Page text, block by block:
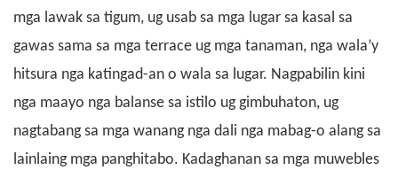
mga lawak sa tigum, ug usab sa mga lugar sa kasal sa
gawas sama sa mga terrace ug mga tanaman, nga wala’y
hitsura nga katingad-an o wala sa lugar. Nagpabilin kini
nga maayo nga balanse sa istilo ug gimbuhaton, ug
nagtabang sa mga wanang nga dali nga mabag-o alang sa
lainlaing mga panghitabo. Kadaghanan sa mga muwebles